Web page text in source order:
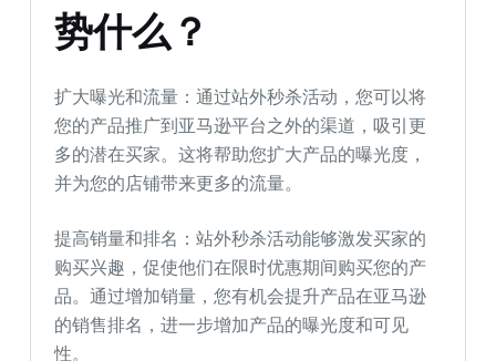
势什么？
扩大曝光和流量：通过站外秒杀活动，您可以将
您的产品推广到亚马逊平台之外的渠道，吸引更
多的潜在买家。这将帮助您扩大产品的曝光度，
并为您的店铺带来更多的流量。
提高销量和排名：站外秒杀活动能够激发买家的
购买兴趣，促使他们在限时优惠期间购买您的产
品。通过增加销量，您有机会提升产品在亚马逊
的销售排名，进一步增加产品的曝光度和可见
性。